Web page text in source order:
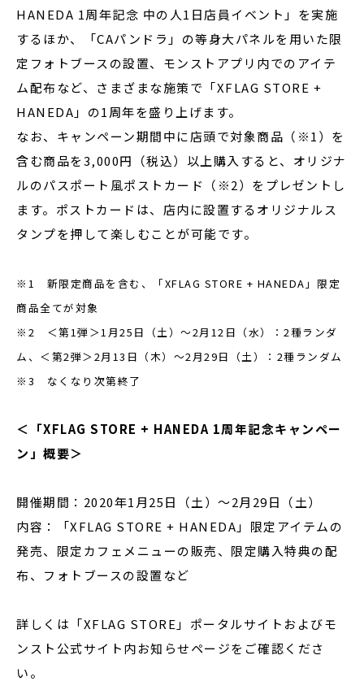
HANEDA 1周年記念 中の人1日店員イベント」を実施
するほか、「CAパンドラ」の等身大パネルを用いた限
定フォトブースの設置、モンストアプリ内でのアイテ
ム配布など、さまざまな施策で「XFLAG STORE +
HANEDA」の1周年を盛り上げます。
なお、キャンペーン期間中に店頭で対象商品（※1）を
含む商品を3,000円（税込）以上購入すると、オリジナ
ルのパスポート風ポストカード（※2）をプレゼントし
ます。ポストカードは、店内に設置するオリジナルス
タンプを押して楽しむことが可能です。
※1 新限定商品を含む、「XFLAG STORE + HANEDA」限定
商品全てが対象
※2 ＜第1弾＞1月25日（土）～2月12日（水）：2種ランダ
ム、＜第2弾＞2月13日（木）～2月29日（土）：2種ランダム
※3 なくなり次第終了
＜「XFLAG STORE + HANEDA 1周年記念キャンペー
ン」概要＞
開催期間：2020年1月25日（土）～2月29日（土）
内容：「XFLAG STORE + HANEDA」限定アイテムの
発売、限定カフェメニューの販売、限定購入特典の配
布、フォトブースの設置など
詳しくは「XFLAG STORE」ポータルサイトおよびモ
ンスト公式サイト内お知らせページをご確認くださ
い。